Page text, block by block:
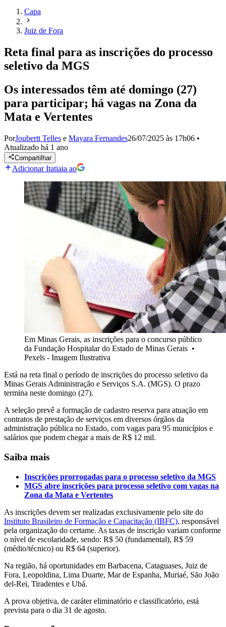
Capa
Juiz de Fora
Reta final para as inscrições do processo
seletivo da MGS
Os interessados têm até domingo (27)
para participar; há vagas na Zona da
Mata e Vertentes
PorJoubertt Telles e Mayara Fernandes26/07/2025 às 17h06 •
Atualizado há 1 ano
Compartilhar
Adicionar Itatiaia ao
Em Minas Gerais, as inscrições para o concurso público
da Fundação Hospitalar do Estado de Minas Gerais •
Pexels - Imagem Ilustrativa
Está na reta final o período de inscrições do processo seletivo da
Minas Gerais Administração e Serviços S.A. (MGS). O prazo
termina neste domingo (27).
A seleção prevê a formação de cadastro reserva para atuação em
contratos de prestação de serviços em diversos órgãos da
administração pública no Estado, com vagas para 95 municípios e
salários que podem chegar a mais de R$ 12 mil.
Saiba mais
Inscrições prorrogadas para o processo seletivo da MGS
MGS abre inscrições para processo seletivo com vagas na
Zona da Mata e Vertentes
As inscrições devem ser realizadas exclusivamente pelo site do
Instituto Brasileiro de Formação e Capacitação (IBFC), responsável
pela organização do certame. As taxas de inscrição variam conforme
o nível de escolaridade, sendo: R$ 50 (fundamental), R$ 59
(médio/técnico) ou R$ 64 (superior).
Na região, há oportunidades em Barbacena, Cataguases, Juiz de
Fora, Leopoldina, Lima Duarte, Mar de Espanha, Muriaé, São João
del-Rei, Tiradentes e Ubá.
A prova objetiva, de caráter eliminatório e classificatório, está
prevista para o dia 31 de agosto.